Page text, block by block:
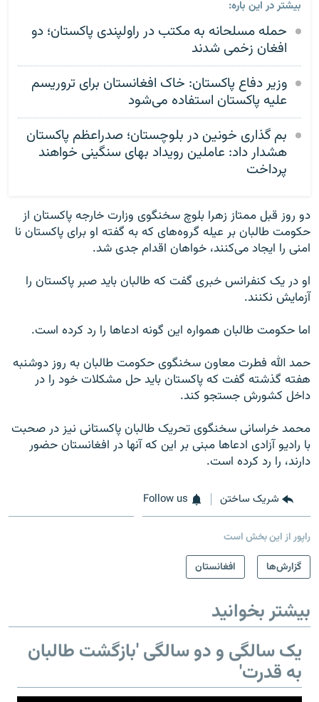
بیشتر در این باره:
حمله مسلحانه به مکتب در راولپندی پاکستان؛ دو
افغان زخمی شدند
وزیر دفاع پاکستان: خاک افغانستان برای تروریسم
علیه پاکستان استفاده می‌شود
بم گذاری خونین در بلوچستان؛ صدراعظم پاکستان
هشدار داد: عاملین رویداد بهای سنگینی خواهند
پرداخت
دو روز قبل ممتاز زهرا بلوچ سخنگوی وزارت خارجه پاکستان از
حکومت طالبان بر عیله گروه‌های که به گفته او برای پاکستان نا
امنی را ایجاد می‌کنند، خواهان اقدام جدی شد.
او در یک کنفرانس خبری گفت که طالبان باید صبر پاکستان را
آزمایش نکنند.
اما حکومت طالبان همواره این گونه ادعا‌ها را رد کرده است.
حمد الله فطرت معاون سخنگوی حکومت طالبان به روز دوشنبه
هفته گذشته گفت که پاکستان باید حل مشکلات خود را در
داخل کشورش جستجو کند.
محمد خراسانی سخنگوی تحریک طالبان پاکستانی نیز در صحبت
با رادیو آزادی ادعا‌ها مبنی بر این که آنها در افغانستان حضور
دارند، را رد کرده است.
شریک ساختن Follow us
راپور از این بخش است
گزارش‌ها
افغانستان
بیشتر بخوانید
یک سالگی و دو سالگی 'بازگشت طالبان
به قدرت'